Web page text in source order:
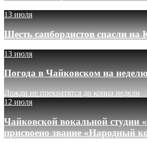
13 июля
Шесть сапбордистов спасли на
13 июля
Погода в Чайковском на
Дожди не прекратятся до конца недели
12 июля
Чайковской вокальной студии
присвоено звание «Народный